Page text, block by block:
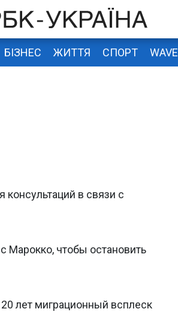
БІЗНЕС ЖИТТЯ СПОРТ WAVE
консультаций в связи с
Марокко, чтобы остановить
лет миграционный всплеск